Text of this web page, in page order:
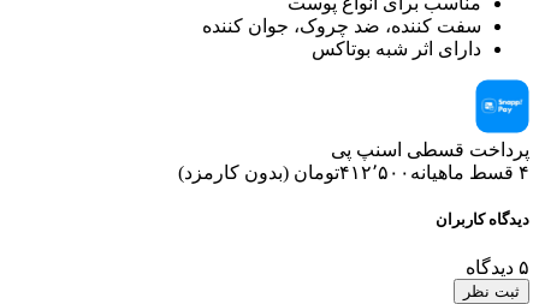
سفت کننده، ضد چروک، جوان کننده
دارای اثر شبه بوتاکس
پرداخت قسطی اسنپ پی
۴ قسط ماهیانه
۴۱۲٬۵۰۰تومان (بدون کارمزد)
دیدگاه کاربران
۵ دیدگاه
ثبت نظر